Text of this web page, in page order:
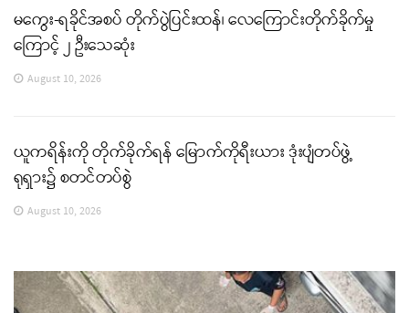
မကွေး-ရခိုင်အစပ် တိုက်ပွဲပြင်းထန်၊ လေကြောင်းတိုက်ခိုက်မှု
ကြောင့် ၂ ဦးသေဆုံး
August 10, 2026
ယူကရိန်းကို တိုက်ခိုက်ရန် မြောက်ကိုရီးယား ဒုံးပျံတပ်ဖွဲ့
ရုရှား၌ စတင်တပ်စွဲ
August 10, 2026